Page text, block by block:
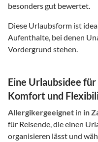
besonders gut bewertet.
Diese Urlaubsform ist
Aufenthalte, bei denen
Vordergrund stehen.
Eine Urlaubsidee
Komfort und
Allergikergeeignet in in
für Reisende, die einen
organisieren lässt und